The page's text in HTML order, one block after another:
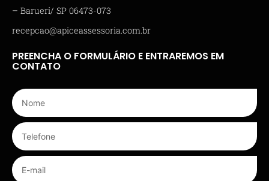
– Barueri/ SP 06473-073
recepcao@apiceassessoria.com.br
PREENCHA O FORMULÁRIO E ENTRAREMOS EM
CONTATO